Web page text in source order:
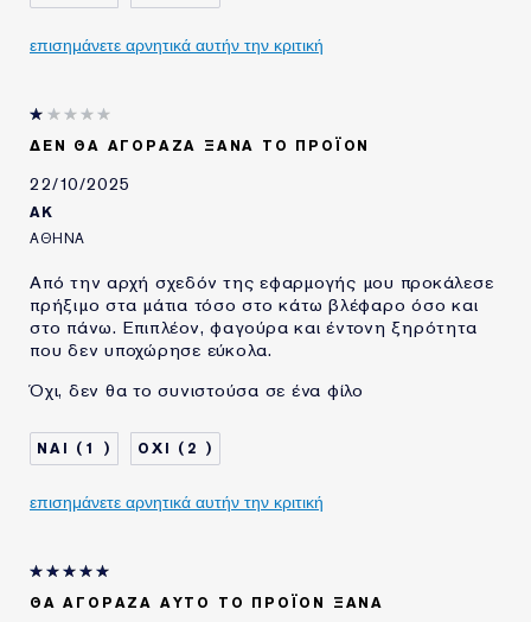
Δερματολογικά ελεγμένο
Δε δημιουργεί μαύρα στίγματα, δε φράσσει τους
Χωρίς συνθετικό άρωμα
Χωρίς parabens, φθαλικές ενώσεις, θεϊικά άλατα,
Η ανακυκλώσιμη γυάλινη συσκευασία είναι
κατασκευασμένη από τουλάχιστον 15% ανακυκλωμένα
Η χάρτινη συσκευασία είναι ανακυκλώσιμη και
κατασκευασμένη από χαρτόνι υπεύθυνης προέλευσης
ΧΡΗΣΙΜΟΠΟΙΩ
LAUDER ΓΙΑ
επισημάνετε αρνητικά αυτήν την κριτική
ΔΕΝ ΘΑ ΑΓΌΡΑΖΑ ΞΑΝΆ ΤΟ ΠΡΟΪΌΝ
22/10/2025
AK
ΑΘΗΝΑ
Από την αρχή σχεδόν της εφαρμογής μου προκάλεσε
πρήξιμο στα μάτια τόσο στο κάτω βλέφαρο όσο και
στο πάνω. Επιπλέον, φαγούρα και έντονη ξηρότητα
που δεν υποχώρησε εύκολα.
Όχι, δεν θα το συνιστούσα σε ένα φίλο
1 2
επισημάνετε αρνητικά αυτήν την κριτική
ΘΑ ΑΓΌΡΑΖΑ ΑΥΤΌ ΤΟ ΠΡΟΪΌΝ ΞΑΝΆ